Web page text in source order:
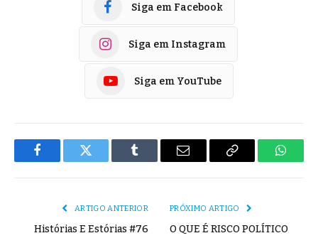
Siga em Facebook
Siga em Instagram
Siga em YouTube
FacebookTwitter Tumblr
E-
Copiar
ARTIGO ANTERIOR
Histórias E Estórias #76
PRÓXIMO ARTIGO
O QUE É RISCO POLÍTICO